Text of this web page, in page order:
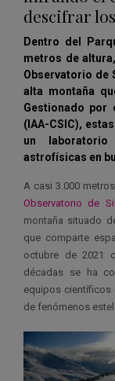
descifrar
Dentro del
metros de
Observatorio de
alta montaña
Gestionado por
(IAA-CSIC),
un
astrofísicas en
A casi 3.000
Observatorio de
montaña situado
que comparte
octubre de 2021
décadas se ha
equipos científicos
de fenómenos